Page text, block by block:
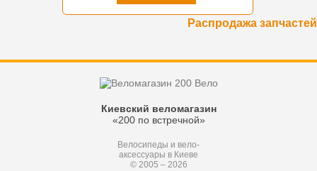
Распродажа запчастей
Киевский веломагазин
«200 по встречной»
Велосипеды и вело-
аксессуары в Киеве
© 2005 – 2026